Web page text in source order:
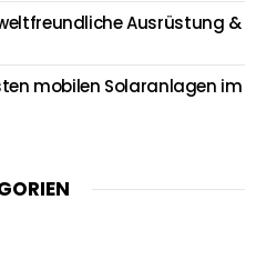
Ausrüstung &
mobilen Solaranlagen im